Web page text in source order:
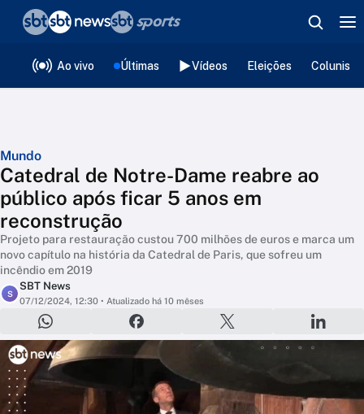
Ao vivo Últimas Vídeos Eleições
Mundo
Catedral de Notre-Dame reabre ao
público após ficar 5 anos em
reconstrução
Projeto para restauração custou 700 milhões de euros e marca um
novo capítulo na história da Catedral de Paris, que sofreu um
incêndio em 2019
S
SBT News
07/12/2024, 12:30 • Atualizado há 10 mêses
❮voltar
Editorias